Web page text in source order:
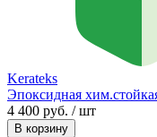
Kerateks
Эпоксидная
4 400 руб. / шт
В корзину